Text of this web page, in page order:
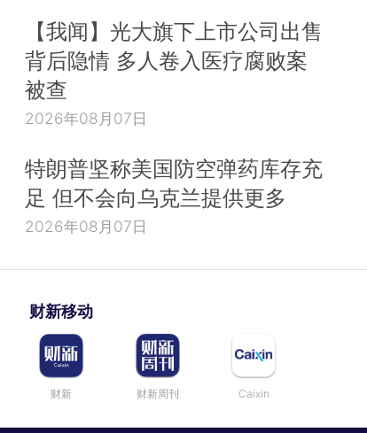
【我闻】光大旗下上市公司出售
背后隐情 多人卷入医疗腐败案
被查
2026年08月07日
特朗普坚称美国防空弹药库存充
足 但不会向乌克兰提供更多
2026年08月07日
财新移动
财新 财新周刊 Caixin